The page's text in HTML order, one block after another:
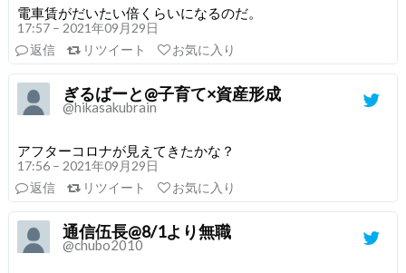
電車賃がだいたい倍くらいになるのだ。
17:57 – 2021年09月29日
返信
リツイート お気に入り
ぎるばーと@子育て×資産形成
@hikasakubrain
アフターコロナが見えてきたかな？
17:56 – 2021年09月29日
返信
リツイート お気に入り
通信伍長@8/1より無職
@chubo2010